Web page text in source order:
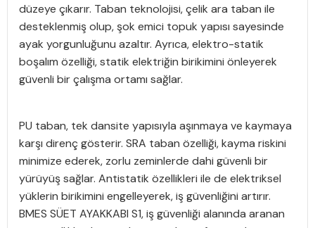
düzeye çıkarır. Taban teknolojisi, çelik ara taban ile
desteklenmiş olup, şok emici topuk yapısı sayesinde
ayak yorgunluğunu azaltır. Ayrıca, elektro-statik
boşalım özelliği, statik elektriğin birikimini önleyerek
güvenli bir çalışma ortamı sağlar.
PU taban, tek dansite yapısıyla aşınmaya ve kaymaya
karşı direnç gösterir. SRA taban özelliği, kayma riskini
minimize ederek, zorlu zeminlerde dahi güvenli bir
yürüyüş sağlar. Antistatik özellikleri ile de elektriksel
yüklerin birikimini engelleyerek, iş güvenliğini artırır.
BMES SÜET AYAKKABI S1, iş güvenliği alanında aranan